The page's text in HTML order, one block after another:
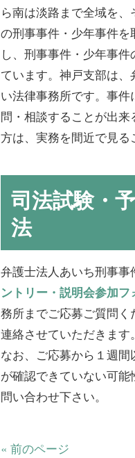
ら南は淡路まで全域を
の刑事事件・少年事件
し、刑事事件・少年事
ています。神戸支部は
い法律事務所です。事
問・相談することが出
方は、実務を間近で見る
司法試験・
法
弁護士法人あいち刑事事
ントリー・説明会参加フ
務所までご応募ご質問
連絡させていただきます。
なお、ご応募から１週
が確認できていない可
問い合わせ下さい。
« 前のページ